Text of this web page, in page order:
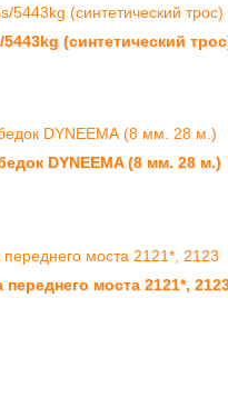
(синтетический
DYNEEMA (8 мм. 28 м.)
моста 2121*,